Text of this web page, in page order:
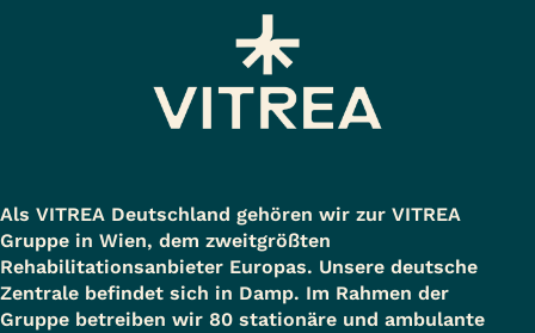
Als VITREA Deutschland gehören wir zur VITREA
Gruppe in Wien, dem zweitgrößten
Rehabilitationsanbieter Europas. Unsere deutsche
Zentrale befindet sich in Damp. Im Rahmen der
Gruppe betreiben wir 80 stationäre und ambulante